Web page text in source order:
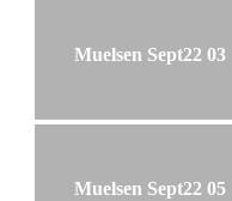
Muelsen Sept22 03
Muelsen Sept22 05